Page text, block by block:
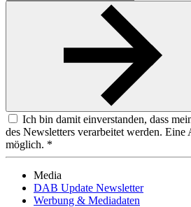
Ich bin damit einverstanden, dass
des Newsletters verarbeitet werden. Eine
möglich. *
Media
DAB Update Newsletter
Werbung & Mediadaten